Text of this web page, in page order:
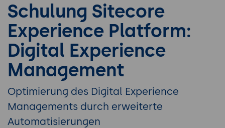
Schulung Sitecore
Experience Platform:
Digital Experience
Management
Optimierung des Digital Experience
Managements durch erweiterte
Automatisierungen